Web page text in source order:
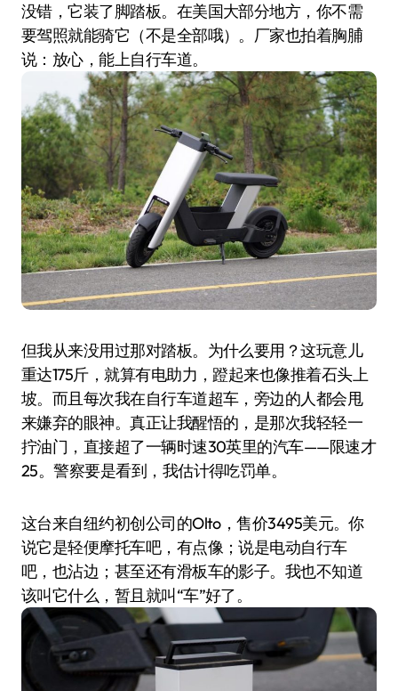
没错，它装了脚踏板。在美国大部分地方，你不需
要驾照就能骑它（不是全部哦）。厂家也拍着胸脯
说：放心，能上自行车道。
但我从来没用过那对踏板。为什么要用？这玩意儿
重达175斤，就算有电助力，蹬起来也像推着石头上
坡。而且每次我在自行车道超车，旁边的人都会甩
来嫌弃的眼神。真正让我醒悟的，是那次我轻轻一
拧油门，直接超了一辆时速30英里的汽车——限速才
25。警察要是看到，我估计得吃罚单。
这台来自纽约初创公司的Olto，售价3495美元。你
说它是轻便摩托车吧，有点像；说是电动自行车
吧，也沾边；甚至还有滑板车的影子。我也不知道
该叫它什么，暂且就叫“车”好了。